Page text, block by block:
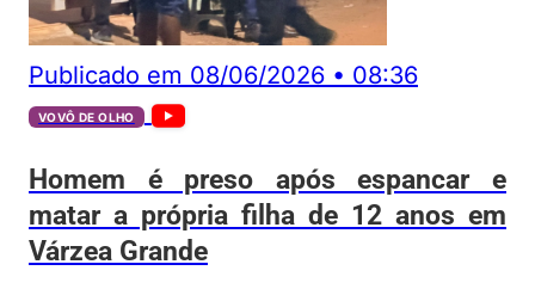
Publicado em 08/06/2026 • 08:36
VOVÔ DE OLHO
Homem é preso após espancar e
matar a própria filha de 12 anos em
Várzea Grande